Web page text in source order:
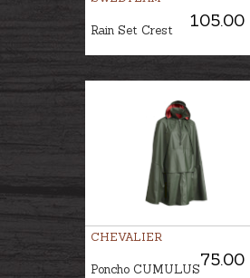
Rain Set Crest
CHEVALIER
Poncho CUMULUS